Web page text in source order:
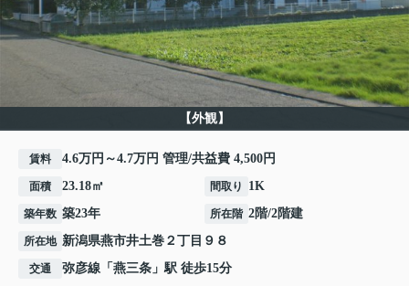
【外観】
賃料 4.6万円～4.7万円 管理/共益費 4,500円
面積 23.18㎡ 間取り 1K
築年数 築23年 所在階 2階/2階建
所在地 新潟県燕市井土巻 ２丁目９８
交通 弥彦線 「 燕三条 」駅 徒歩15分